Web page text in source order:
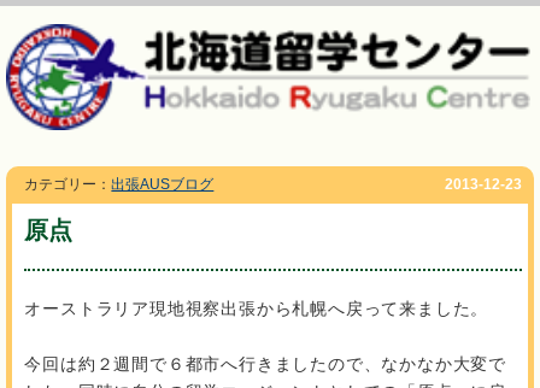
カテゴリー：出張AUSブログ 2013-12-23
原点
オーストラリア現地視察出張から札幌へ戻って来ました。
今回は約２週間で６都市へ行きましたので、なかなか大変で